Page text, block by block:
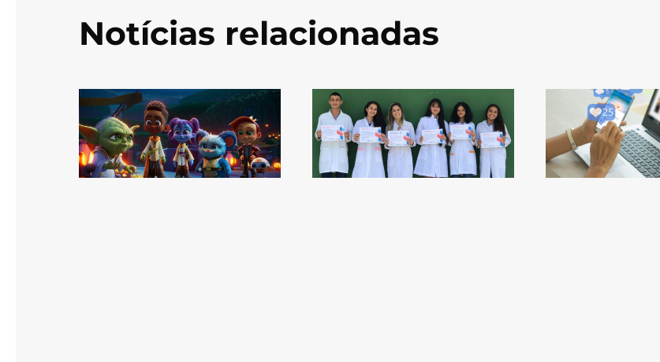
Notícias relacionadas